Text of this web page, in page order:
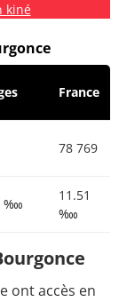
kiné
France
78 769
‱
11.51
‱
ont accès en